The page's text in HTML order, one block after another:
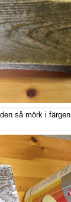
så mörk i färgen.